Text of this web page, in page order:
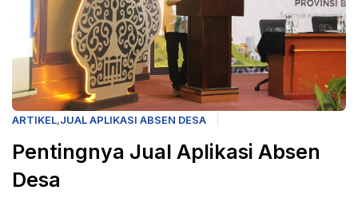
ARTIKEL,JUAL APLIKASI ABSEN DESA
Pentingnya Jual Aplikasi Absen
Desa